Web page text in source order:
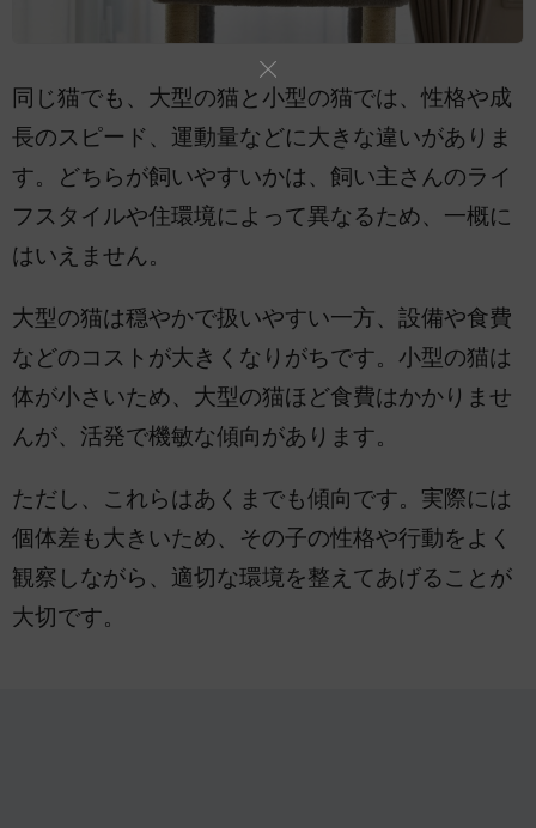
同じ猫でも、大型の猫と小型の猫では、性格や成
長のスピード、運動量などに大きな違いがありま
す。どちらが飼いやすいかは、飼い主さんのライ
フスタイルや住環境によって異なるため、一概に
はいえません。
大型の猫は穏やかで扱いやすい一方、設備や食費
などのコストが大きくなりがちです。小型の猫は
体が小さいため、大型の猫ほど食費はかかりませ
んが、活発で機敏な傾向があります。
ただし、これらはあくまでも傾向です。実際には
個体差も大きいため、その子の性格や行動をよく
観察しながら、適切な環境を整えてあげることが
大切です。